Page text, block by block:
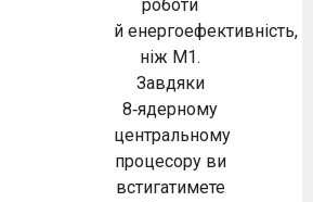
роботи
й енергоефективність,
ніж M1.
Завдяки
8‑ядерному
центральному
процесору ви
встигатимете